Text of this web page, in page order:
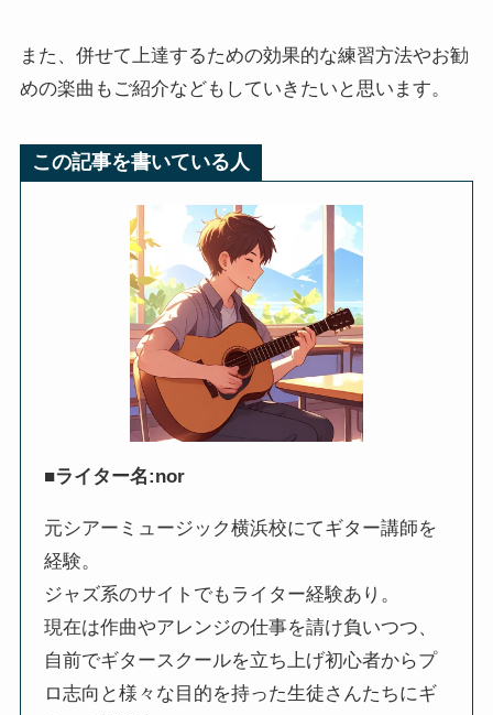
また、併せて上達するための効果的な練習方法やお勧
めの楽曲もご紹介などもしていきたいと思います。
この記事を書いている人
■ライター名:nor
元シアーミュージック横浜校にてギター講師を
経験。
ジャズ系のサイトでもライター経験あり。
現在は作曲やアレンジの仕事を請け負いつつ、
自前でギタースクールを立ち上げ初心者からプ
ロ志向と様々な目的を持った生徒さんたちにギ